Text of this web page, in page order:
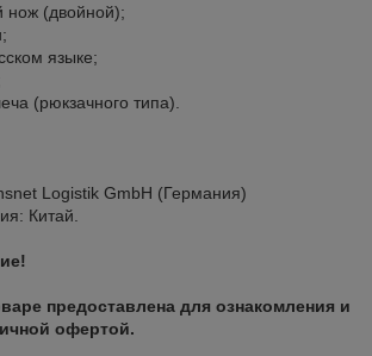
нож (двойной);
языке;
(рюкзачного типа).
Logistik GmbH (Германия)
Китай.
предоставлена для ознакомления и
офертой.